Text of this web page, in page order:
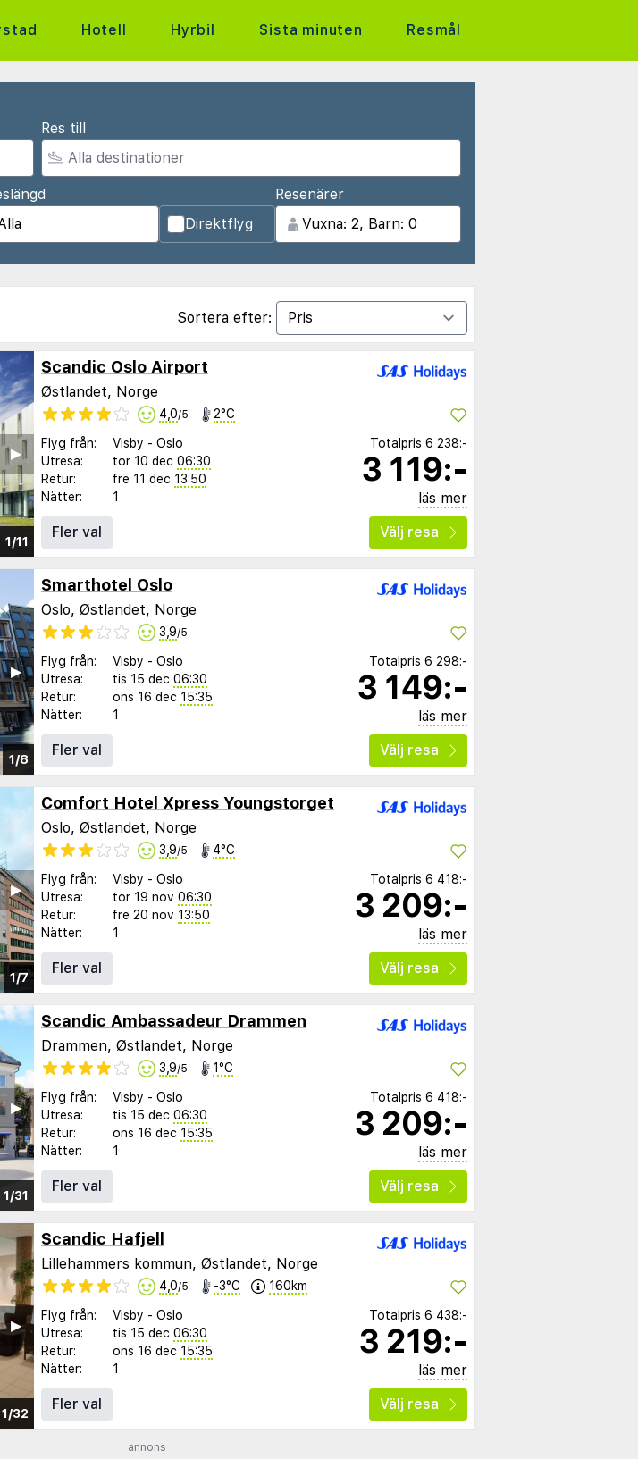
Hotell Hyrbil Sista minuten Resmål
Res till
Direktflyg
Resenärer
Sortera efter:
1/11
▶︎
Scandic Oslo Airport
Østlandet, Norge
4,0/5 2°C
Flyg från: Visby - Oslo
Utresa:
tor 10 dec 06:30
Retur:
fre 11 dec 13:50
Nätter:
1
Totalpris 6 238:-
3 119:-
läs mer
Fler val
Välj resa
1/8
▶︎
Smarthotel Oslo
Oslo, Østlandet, Norge
3,9/5
Flyg från: Visby - Oslo
Utresa:
tis 15 dec 06:30
Retur:
ons 16 dec 15:35
Nätter:
1
Totalpris 6 298:-
3 149:-
läs mer
Fler val
Välj resa
1/7
▶︎
Comfort Hotel Xpress Youngstorget
Oslo, Østlandet, Norge
3,9/5 4°C
Flyg från: Visby - Oslo
Utresa:
tor 19 nov 06:30
Retur:
fre 20 nov 13:50
Nätter:
1
Totalpris 6 418:-
3 209:-
läs mer
Fler val
Välj resa
1/31
▶︎
Scandic Ambassadeur Drammen
Drammen, Østlandet, Norge
3,9/5 1°C
Flyg från: Visby - Oslo
Utresa:
tis 15 dec 06:30
Retur:
ons 16 dec 15:35
Nätter:
1
Totalpris 6 418:-
3 209:-
läs mer
Fler val
Välj resa
1/32
▶︎
Scandic Hafjell
Lillehammers kommun, Østlandet, Norge
4,0/5 -3°C 160km
Flyg från: Visby - Oslo
Utresa:
tis 15 dec 06:30
Retur:
ons 16 dec 15:35
Nätter:
1
Totalpris 6 438:-
3 219:-
läs mer
Fler val
Välj resa
annons